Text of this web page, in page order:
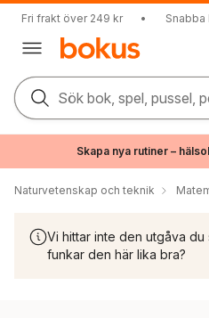
Fri frakt över 249 kr •
Sök bok, spel, pussel,
Skapa nya rutiner –
Naturvetenskap och teknik
Vi hittar inte den utgåva
funkar den här lika bra?